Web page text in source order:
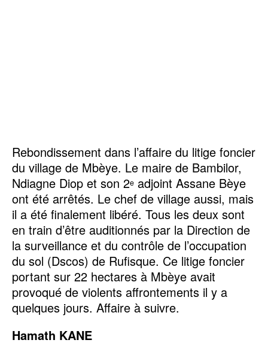
Rebondissement dans l’affaire du litige foncier
du village de Mbèye. Le maire de Bambilor,
Ndiagne Diop et son 2e adjoint Assane Bèye
ont été arrêtés. Le chef de village aussi, mais
il a été finalement libéré. Tous les deux sont
en train d’être auditionnés par la Direction de
la surveillance et du contrôle de l’occupation
du sol (Dscos) de Rufisque. Ce litige foncier
portant sur 22 hectares à Mbèye avait
provoqué de violents affrontements il y a
quelques jours. Affaire à suivre.
Hamath KANE